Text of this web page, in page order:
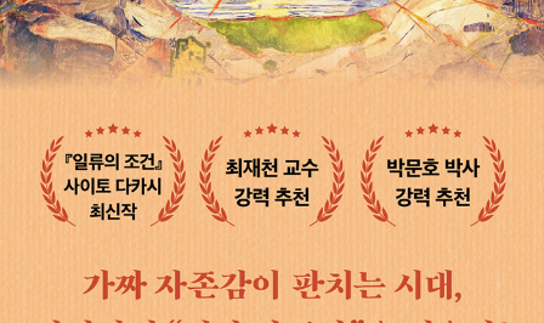
서 다년간 쌓아온 그만의 글쓰기 노하우를 전한다. 글쓰기 초심자
는 물론 더욱 날카로운 문장을 만들고자 하는 이들을 위해 다양한
사례와 훈련법까지 담아냈다. 자의든 타의든 누구나 글을 써야 하
는 문장의 시대, 조용하지만 강력한 힘을 가진 문장을 통해 더욱
자신을 돋보이게 하고 원하는 것을 얻어낼 수 있을 것이다.